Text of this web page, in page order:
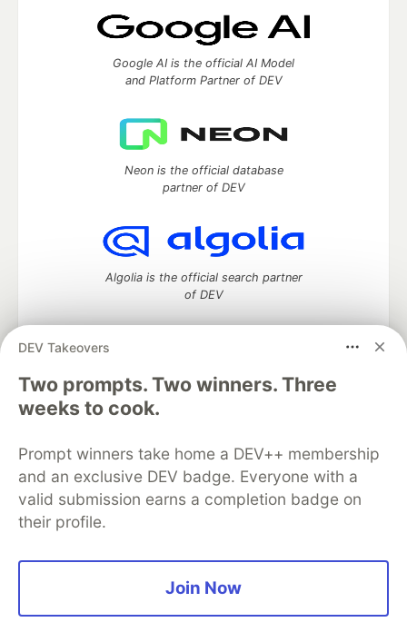
DEV Takeovers
Two prompts. Two winners. Three
weeks to cook.
Prompt winners take home a DEV++ membership
and an exclusive DEV badge. Everyone with a
valid submission earns a completion badge on
their profile.
Join Now
Google AI is the official AI Model
and Platform Partner of DEV
Neon is the official database
partner of DEV
Algolia is the official search partner
of DEV
DEV Community— A space to discuss and keep up software
development and manage your software career
Home
DEV Challenges
Organization Accounts
DEV Showcase About
Contact
Free Postgres Database
DEV Shop
MLH
Code of Conduct
Privacy Policy
Terms of Use
Built on
Forem software that powers